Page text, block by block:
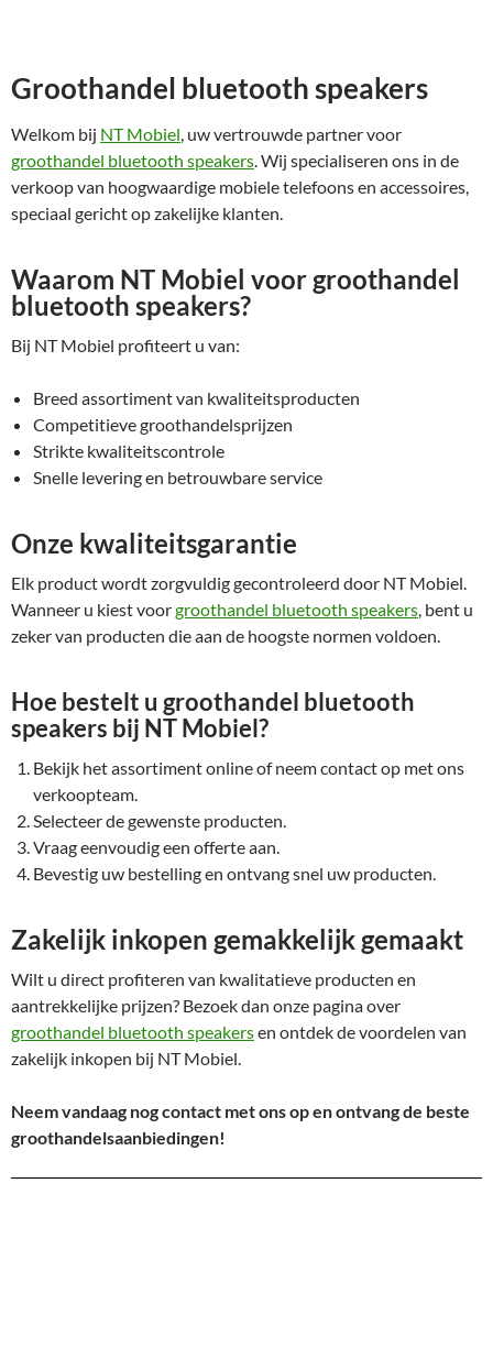
Groothandel bluetooth speakers
Welkom bij NT Mobiel, uw vertrouwde partner voor
groothandel bluetooth speakers. Wij specialiseren ons in de
verkoop van hoogwaardige mobiele telefoons en accessoires,
speciaal gericht op zakelijke klanten.
Waarom NT Mobiel voor groothandel
bluetooth speakers?
Bij NT Mobiel profiteert u van:
Breed assortiment van kwaliteitsproducten
Competitieve groothandelsprijzen
Strikte kwaliteitscontrole
Snelle levering en betrouwbare service
Onze kwaliteitsgarantie
Elk product wordt zorgvuldig gecontroleerd door NT Mobiel.
Wanneer u kiest voorgroothandel bluetooth speakers, bent u
zeker van producten die aan de hoogste normen voldoen.
Hoe bestelt u groothandel bluetooth
speakers bij NT Mobiel?
Bekijk het assortiment online of neem contact op met ons
verkoopteam.
Selecteer de gewenste producten.
Vraag eenvoudig een offerte aan.
Bevestig uw bestelling en ontvang snel uw producten.
Zakelijk inkopen gemakkelijk gemaakt
Wilt u direct profiteren van kwalitatieve producten en
aantrekkelijke prijzen? Bezoek dan onze pagina over
groothandel bluetooth speakersen ontdek de voordelen van
zakelijk inkopen bij NT Mobiel.
Neem vandaag nog contact met ons op en ontvang de beste
groothandelsaanbiedingen!